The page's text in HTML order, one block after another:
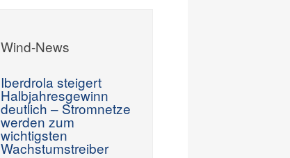
Wind-News
Iberdrola steigert
Halbjahresgewinn
deutlich – Stromnetze
werden zum
wichtigsten
Wachstumstreiber